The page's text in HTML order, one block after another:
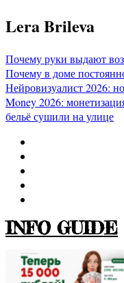
Перейти
к
Lera Brileva
Почему руки выдают
Почему в доме
Нейровизуалист 2026:
Money 2026:
бельё сушили на улице
INFO GUIDE